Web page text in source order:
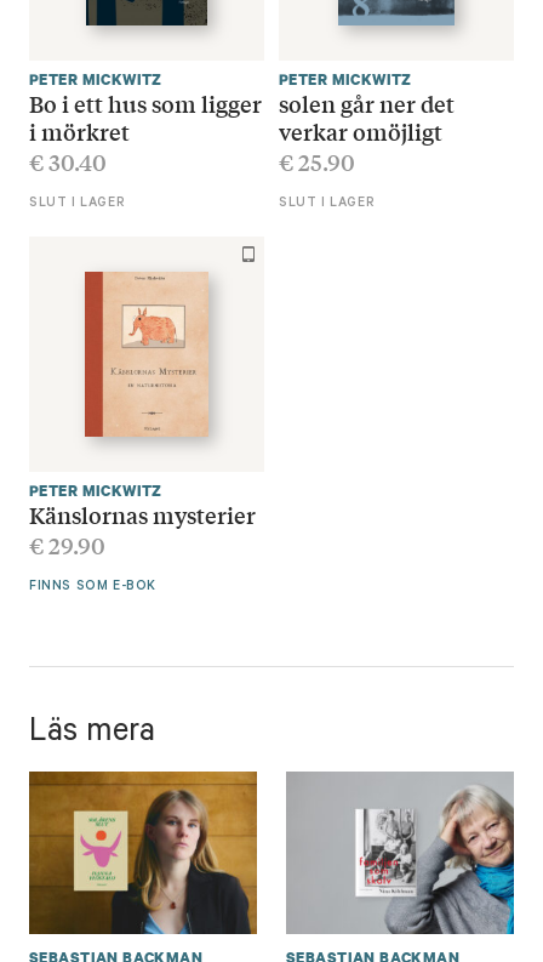
PETER MICKWITZ
Bo i ett hus som ligger
i mörkret
€30.40
SLUT I LAGER
PETER MICKWITZ
solen går ner det
verkar omöjligt
€25.90
SLUT I LAGER
PETER MICKWITZ
Känslornas mysterier
€29.90
FINNS SOM E-BOK
Läs mera
SEBASTIAN BACKMAN SEBASTIAN BACKMAN